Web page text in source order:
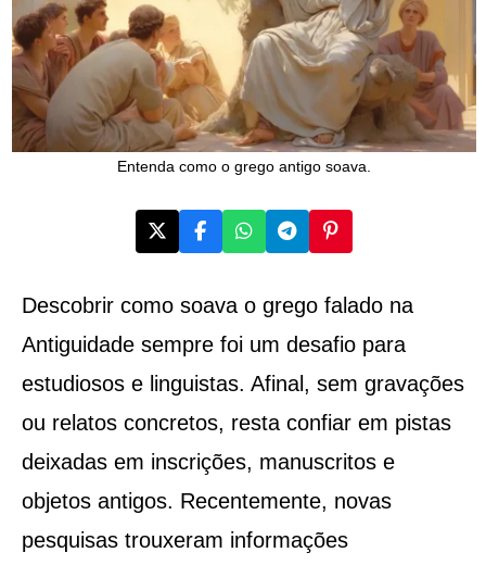
Entenda como o grego antigo soava.
Descobrir como soava o grego falado na
Antiguidade sempre foi um desafio para
estudiosos e linguistas. Afinal, sem gravações
ou relatos concretos, resta confiar em pistas
deixadas em inscrições, manuscritos e
objetos antigos. Recentemente, novas
pesquisas trouxeram informações